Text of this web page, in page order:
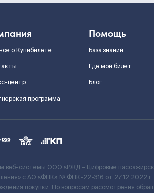
о Купибилете
центр
программа
Помощь
База знаний
Где мой билет
Блог
веб-системы ООО «РЖД – Цифровые
c АО «ФПК» № ФПК-22-316 от 27.12.2022
покупки. По вопросам рассмотрения